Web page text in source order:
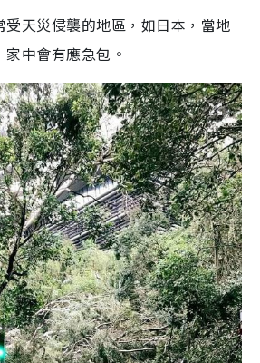
天災侵襲的地區，如日本，當地
中會有應急包。